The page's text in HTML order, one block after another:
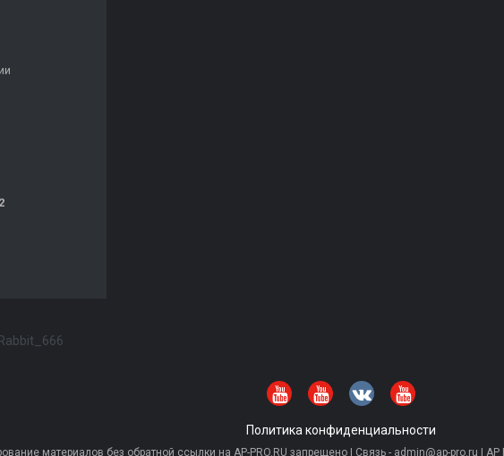
Политика конфиденциальности
материалов без обратной ссылки на AP-PRO.RU запрещено | Связь - admin@ap-pro.ru |